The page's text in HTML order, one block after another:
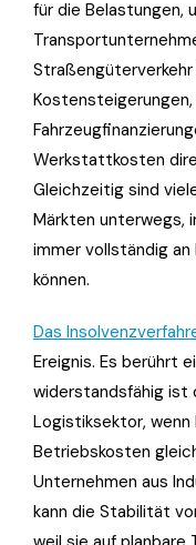
für die Belastungen,
Kostensteigerungen,
Werkstattkosten
Gleichzeitig sind
Märkten unterwegs,
immer vollständig
können.
Das
Ereignis. Es berührt
widerstandsfähig
Logistiksektor, wenn
Betriebskosten
Unternehmen aus
kann die Stabilität